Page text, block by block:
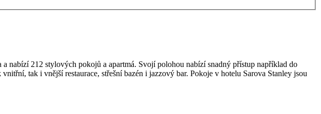
nabízí 212 stylových pokojů a apartmá. Svojí polohou nabízí snadný přístup například do
tak i vnější restaurace, střešní bazén i jazzový bar. Pokoje v hotelu Sarova Stanley jsou